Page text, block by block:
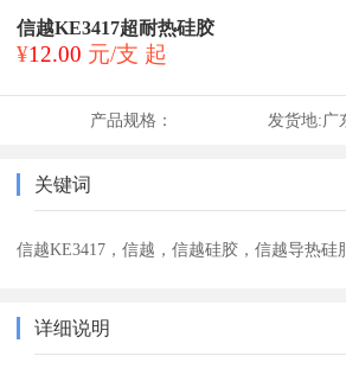
信越KE3417超耐热硅胶
¥12.00 元/支 起
产品规格： 发货地:广
关键词
信越KE3417，信越，信越硅胶，信越导热硅
详细说明